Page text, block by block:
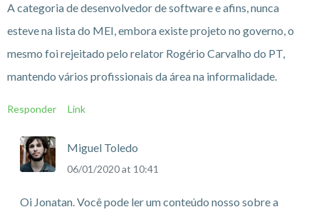
A categoria de desenvolvedor de software e afins, nunca
esteve na lista do MEI, embora existe projeto no governo, o
mesmo foi rejeitado pelo relator Rogério Carvalho do PT,
mantendo vários profissionais da área na informalidade.
Responder Link
Miguel Toledo
06/01/2020 at 10:41
Oi Jonatan. Você pode ler um conteúdo nosso sobre a